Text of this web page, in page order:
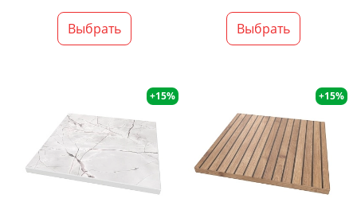
Выбрать Выбрать
+15% +15%